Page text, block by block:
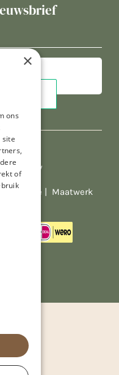
BTW
| Maatwerk
×
ons
site
of